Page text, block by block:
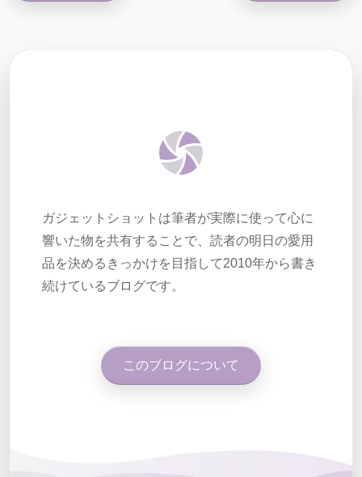
ガジェットショットは筆者が実際に使って心に
響いた物を共有することで、読者の明日の愛用
品を決めるきっかけを目指して2010年から書き
続けているブログです。
このブログについて